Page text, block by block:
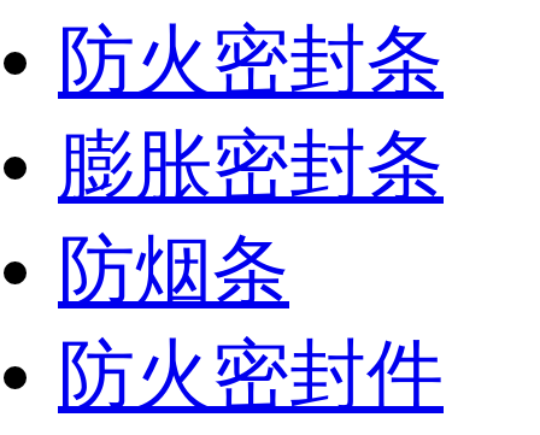
防火密封条
膨胀密封条
防烟条
防火密封件